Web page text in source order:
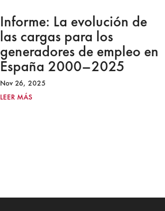
Informe: La evolución de
las cargas para los
generadores de empleo en
España 2000–2025
Nov 26, 2025
LEER MÁS